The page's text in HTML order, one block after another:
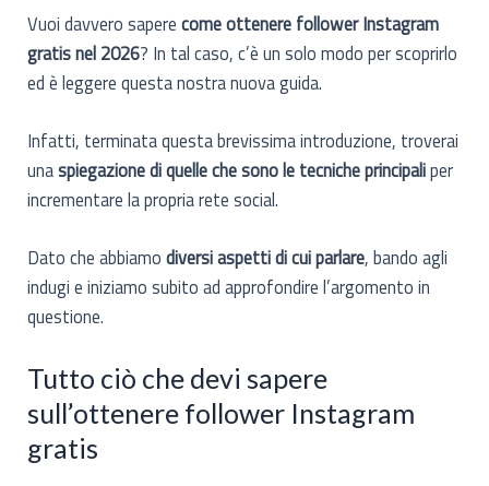
Vuoi davvero saperecome ottenere follower Instagram
gratis nel 2026? In tal caso, c’è un solo modo per scoprirlo
ed è leggere questa nostra nuova guida.
Infatti, terminata questa brevissima introduzione, troverai
unaspiegazione di quelle che sono le tecniche principaliper
incrementare la propria rete social.
Dato che abbiamodiversi aspetti di cui parlare, bando agli
indugi e iniziamo subito ad approfondire l’argomento in
questione.
Tutto ciò che devi sapere
sull’ottenere follower Instagram
gratis